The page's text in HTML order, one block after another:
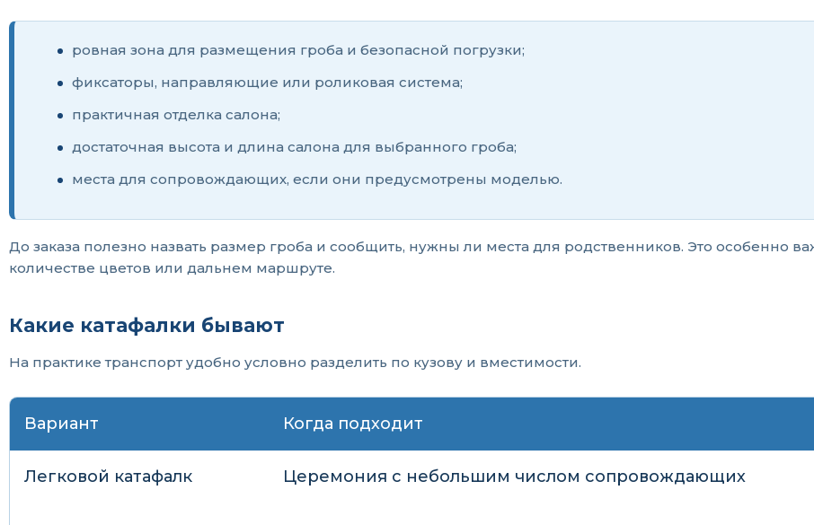
ровная зона для размещения гроба и безопасной погрузки;
фиксаторы, направляющие или роликовая система;
практичная отделка салона;
достаточная высота и длина салона для выбранного гроба;
места для сопровождающих, если они предусмотрены моделью.
До заказа полезно назвать размер гроба и сообщить, нужны ли места для родственников. Это особенно
количестве цветов или дальнем маршруте.
Какие катафалки бывают
На практике транспорт удобно условно разделить по кузову и вместимости.
Вариант Когда подходит
Легковой катафалк Церемония с небольшим числом сопровождающих